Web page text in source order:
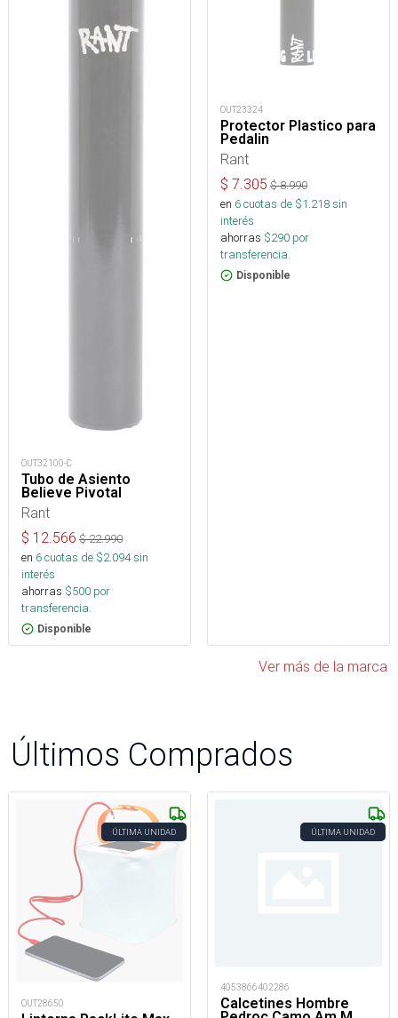
OUT32100-C
Tubo de Asiento
Believe Pivotal
Rant
$ 12.566 $22.990
en 6cuotas de $2.094sin
interés
ahorras $500 por
transferencia.
Disponible
OUT23324
Protector Plastico para
Pedalin
Rant
$ 7.305 $8.990
en 6cuotas de $1.218sin
interés
ahorras $290 por
transferencia.
Disponible
Ver más de la marca
Últimos Comprados
ÚLTIMA UNIDAD
OUT28650
ÚLTIMA UNIDAD
4053866402286
Calcetines Hombre